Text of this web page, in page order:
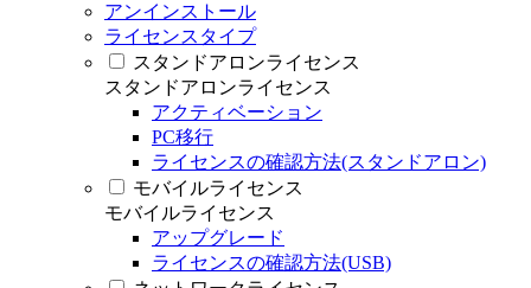
アンインストール
ライセンスタイプ
スタンドアロンライセンス
スタンドアロンライセンス
アクティベーション
PC移行
ライセンスの確認方法(スタンドアロン)
モバイルライセンス
モバイルライセンス
アップグレード
ライセンスの確認方法(USB)